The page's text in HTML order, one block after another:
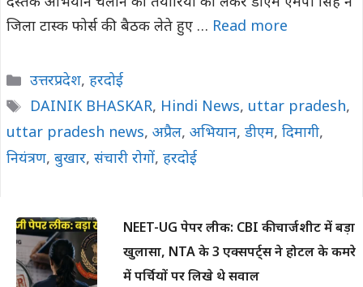
जिला टास्क फोर्स की बैठक लेते हुए … Read more
Categories
उत्तरप्रदेश, हरदोई
Tags
DAINIK BHASKAR, Hindi News, uttar pradesh,
uttar pradesh news, अप्रैल, अभियान, डीएम, दिमागी,
नियंत्रण, बुखार, संचारी रोगों, हरदोई
NEET-UG पेपर लीक: CBI की चार्जशीट में बड़ा
खुलासा, NTA के 3 एक्सपर्ट्स ने होटल के कमरे
में पर्चियों पर लिखे थे सवाल